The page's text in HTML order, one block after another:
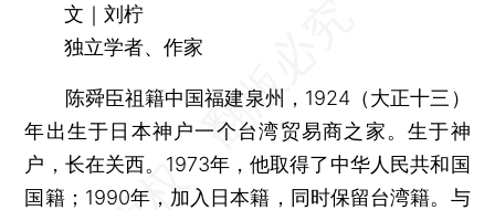
文｜刘柠
独立学者、作家
陈舜臣祖籍中国福建泉州，1924（大正十三）
年出生于日本神户一个台湾贸易商之家。生于神
户，长在关西。1973年，他取得了中华人民共和国
国籍；1990年，加入日本籍，同时保留台湾籍。与